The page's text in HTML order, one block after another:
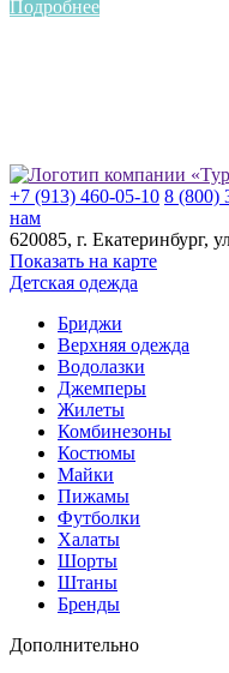
Подробнее
+7 (913) 460-05-10 8 (800)
нам
620085, г. Екатеринбург,
Показать на карте
Детская одежда
Бриджи
Верхняя одежда
Водолазки
Джемперы
Жилеты
Комбинезоны
Костюмы
Майки
Пижамы
Футболки
Халаты
Шорты
Штаны
Бренды
Дополнительно